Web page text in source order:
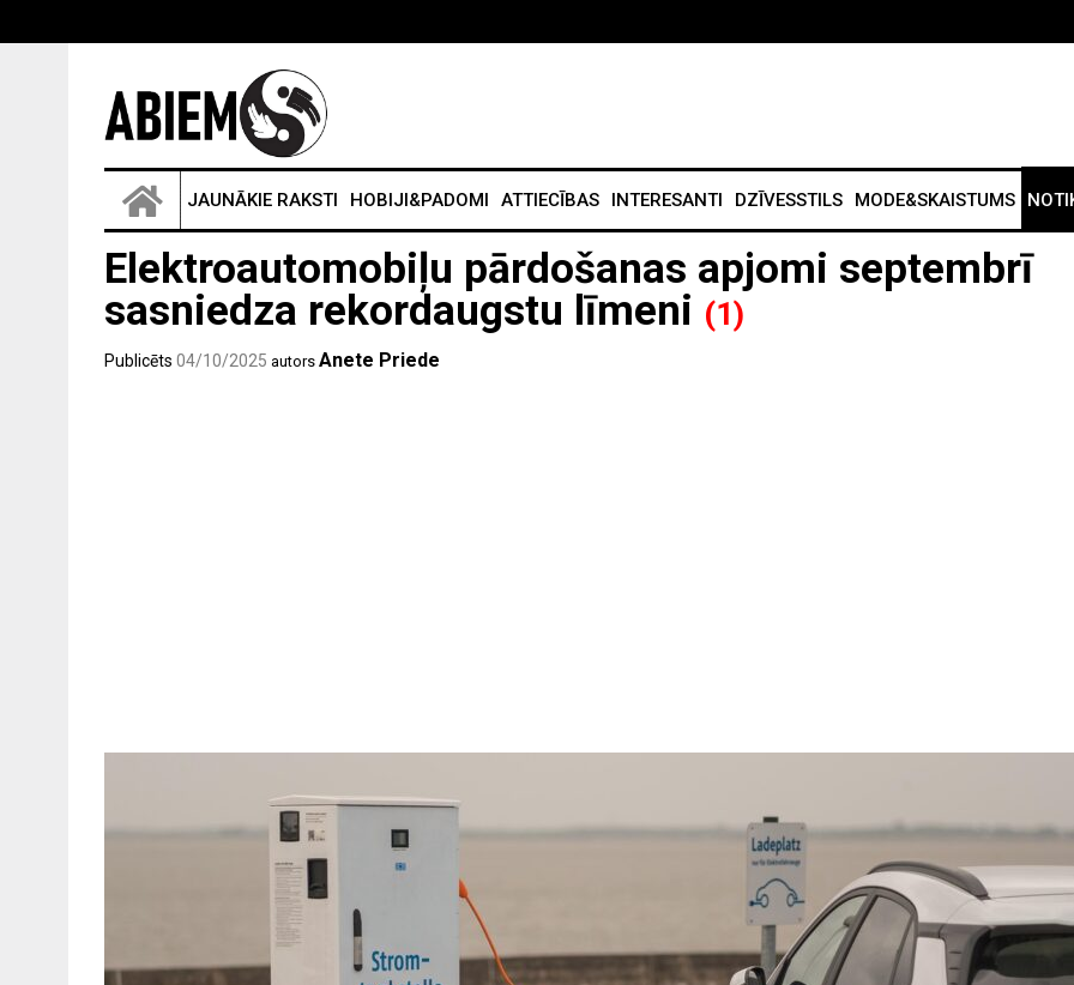
JAUNĀKIE RAKSTI HOBIJI&PADOMI ATTIECĪBAS INTERESANTI DZĪVESSTILS MODE&SKAISTUMS
Elektroautomobiļu pārdošanas apjomi septembrī
sasniedza rekordaugstu līmeni (1)
Publicēts 04/10/2025 autors Anete Priede